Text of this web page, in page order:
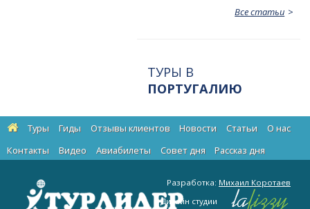
Все статьи
ТУРЫ В
ПОРТУГАЛИЮ
Туры Гиды Отзывы клиентов Новости Статьи
О нас
Контакты
Видео Авиабилеты Cовет дня Рассказ дня
Разработка: Михаил Коротаев
Дизайн студии